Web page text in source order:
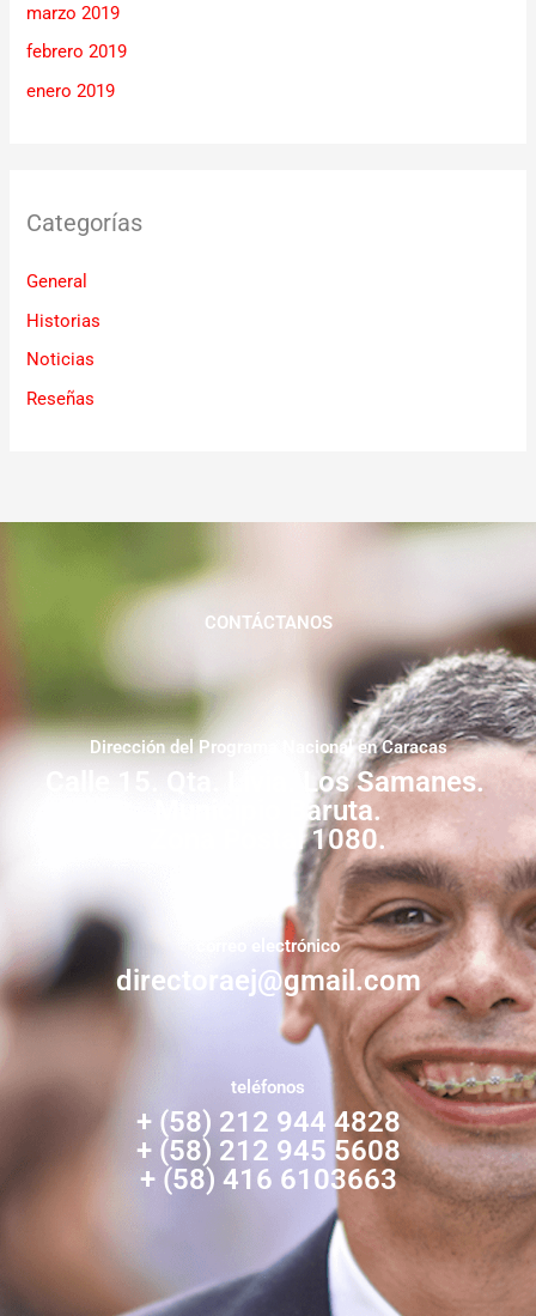
marzo 2019
febrero 2019
enero 2019
Categorías
General
Historias
Noticias
Reseñas
CONTÁCTANOS
Dirección del Programa Nacional en Caracas
Calle 15. Qta. Livia. Los Samanes.
Municipio Baruta.
Zona Postal 1080.
correo electrónico
directoraej@gmail.com
teléfonos
+ (58) 212 944 4828
+ (58) 212 945 5608
+ (58) 416 6103663